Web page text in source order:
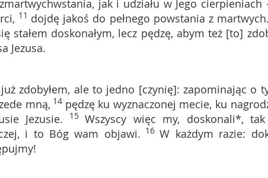
jak i udziału w Jego cierpieniach
11 dojdę jakoś do pełnego powstania z
stałem doskonałym, lecz pędzę, abym też [to]
Jezusa.
zdobyłem, ale to jedno [czynię]: zapominając o
mną, 14 pędzę ku wyznaczonej mecie, ku
Jezusie. 15 Wszyscy więc my, doskonali*,
i to Bóg wam objawi. 16W każdym razie: